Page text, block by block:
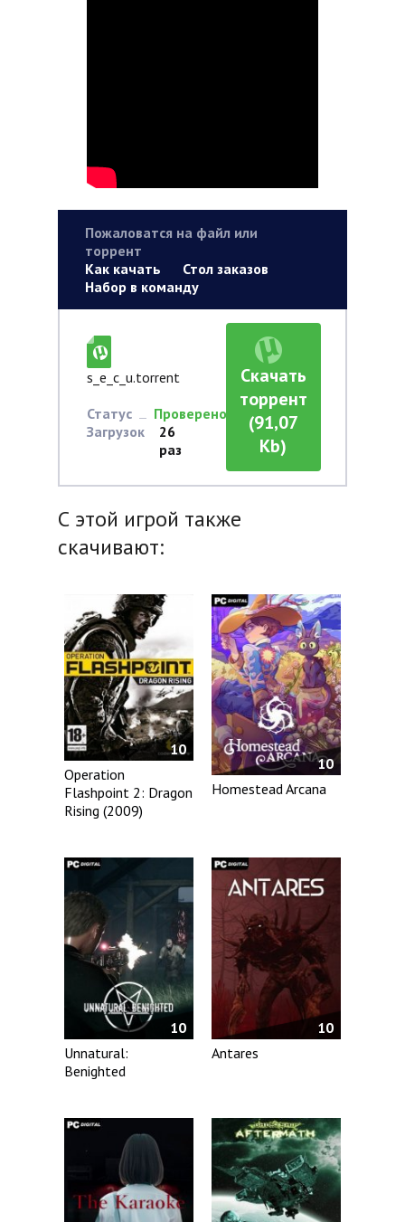
Пожаловатся на файл или
торрент
Как качать
Стол заказов
Набор в команду
s_e_c_u.torrent
Статус
Проверено
Загрузок
26
раз
Скачать
торрент
(91,07
Kb)
С этой игрой также
скачивают:
10
Operation
Flashpoint 2: Dragon
Rising (2009)
10
Homestead Arcana
10
Unnatural:
Benighted
10
Antares